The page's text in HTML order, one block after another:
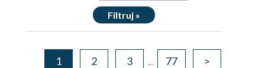
Filtruj »
1 2 3 ... 77 >